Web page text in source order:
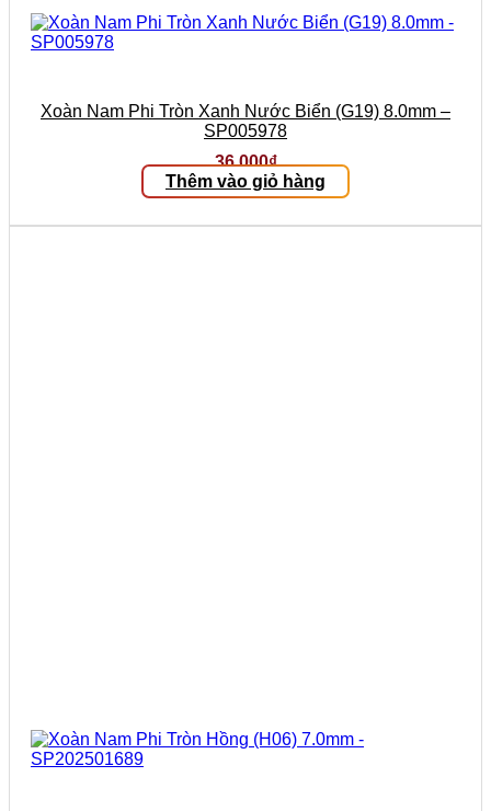
Xoàn Nam Phi Tròn Xanh Nước Biển (G19) 8.0mm –
SP005978
36.000₫
Thêm vào giỏ hàng